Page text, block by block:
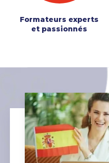
Formateurs experts
et passionnés